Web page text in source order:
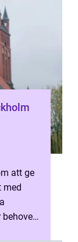
att ge
med
behovet